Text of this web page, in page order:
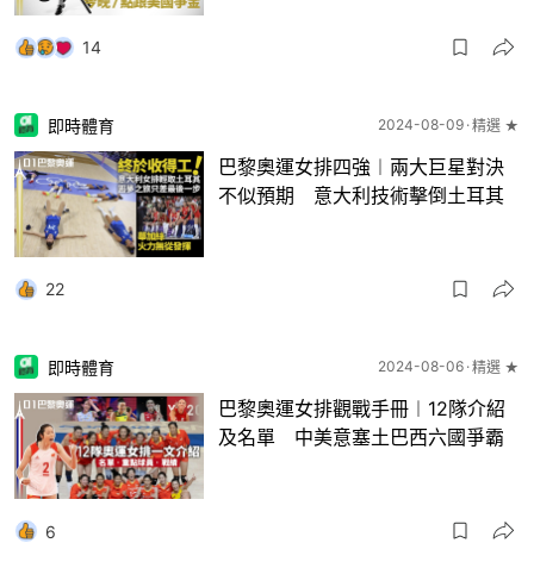
14
即時體育 2024-08-09 精選 ★
巴黎奧運女排四強︱兩大巨星對決
不似預期 意大利技術擊倒土耳其
22
即時體育 2024-08-06 精選 ★
巴黎奧運女排觀戰手冊︱12隊介紹
及名單 中美意塞土巴西六國爭霸
6